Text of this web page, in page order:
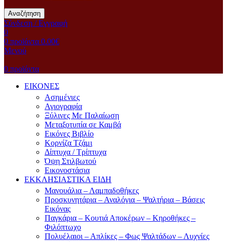
Αναζήτηση
Σύνδεση / Εγγραφή
0
0 προϊόντα 0.00€
Μενού
0 προϊόντα
ΕΙΚΟΝΕΣ
Ασημένιες
Αγιογραφία
Ξύλινες Με Παλαίωση
Μεταξοτυπία σε Καμβά
Eικόνες Bιβλίο
Kορνίζα Tζάμι
Δίπτυχα / Τρίπτυχα
Όψη Στιλβωτού
Eικονοστάσια
ΕΚΚΛΗΣΙΑΣΤΙΚΑ ΕΙΔΗ
Μανουάλια – Λαμπαδοθήκες
Προσκυνητάρια – Αναλόγια – Ψαλτήρια – Βάσεις
Εικόνας
Παγκάρια – Κουτιά Αποκέρων – Κηροθήκες –
Φιλόπτωχο
Πολυέλαιοι – Απλίκες – Φως Ψαλτάδων – Λυχνίες